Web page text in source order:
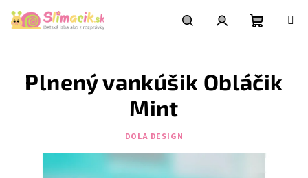
obsah
košík
Plnený vankúšik Obláčik
Mint
DOLA DESIGN